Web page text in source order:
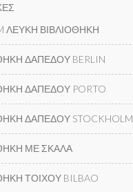
ΛΕΥΚΗ ΒΙΒΛΙΟΘΗΚΗ
ΔΑΠΕΔΟΥ BERLIN
ΔΑΠΕΔΟΥ PORTO
ΔΑΠΕΔΟΥ STOCKHOLM
ΜΕ ΣΚΑΛΑ
ΤΟΙΧΟΥ BILBAO